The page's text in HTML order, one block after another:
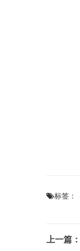
标签：
上一篇：